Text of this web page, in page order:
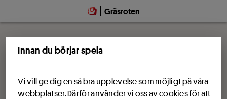
Gräsroten
Innan du börjar spela
Vi vill ge dig en så bra upplevelse som möjligt på våra
webbplatser. Därför använder vi oss av cookies för att